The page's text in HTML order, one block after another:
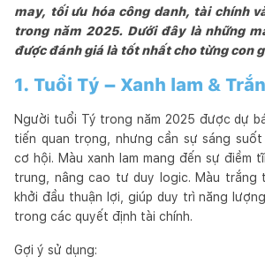
may, tối ưu hóa công danh, tài chính
trong năm 2025. Dưới đây là những
được đánh giá là tốt nhất cho từng con
1. Tuổi Tý – Xanh lam &
Người tuổi Tý trong năm 2025 được dự
tiến quan trọng, nhưng cần sự sáng
cơ hội. Màu xanh lam mang đến sự điềm
trung, nâng cao tư duy logic. Màu trắng
khởi đầu thuận lợi, giúp duy trì năng
trong các quyết định tài chính.
Gợi ý sử dụng: